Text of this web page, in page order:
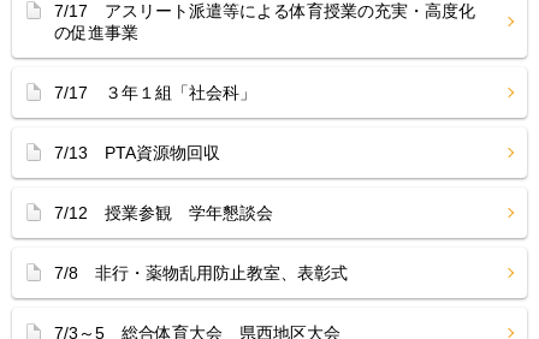
7/17 アスリート派遣等による体育授業の充実・高度化
の促進事業
7/17 ３年１組「社会科」
7/13 PTA資源物回収
7/12 授業参観 学年懇談会
7/8 非行・薬物乱用防止教室、表彰式
7/3～5 総合体育大会 県西地区大会